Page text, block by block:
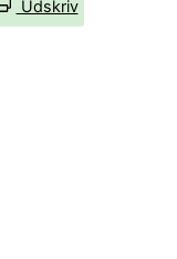
Udskriv